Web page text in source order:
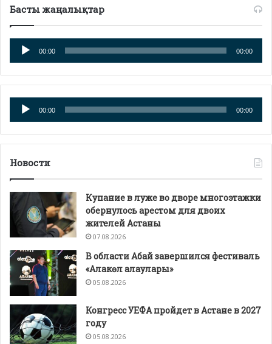
Басты жаңалықтар
Аудиоплеер
00:00 00:00
Аудиоплеер
00:00 00:00
Новости
Купание в луже во дворе многоэтажки
обернулось арестом для двоих
жителей Астаны
07.08.2026
В области Абай завершился фестиваль
«Алакөл алаулары»
05.08.2026
Конгресс УЕФА пройдет в Астане в 2027
году
05.08.2026